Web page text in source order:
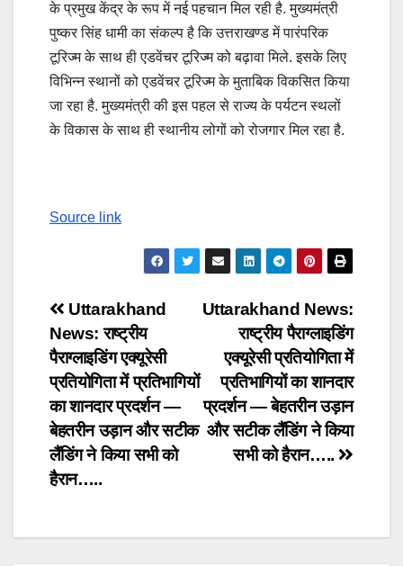
के प्रमुख केंद्र के रूप में नई पहचान मिल रही है. मुख्यमंत्री
पुष्कर सिंह धामी का संकल्प है कि उत्तराखण्ड में पारंपरिक
टूरिज्म के साथ ही एडवेंचर टूरिज्म को बढ़ावा मिले. इसके लिए
विभिन्न स्थानों को एडवेंचर टूरिज्म के मुताबिक विकसित किया
जा रहा है. मुख्यमंत्री की इस पहल से राज्य के पर्यटन स्थलों
के विकास के साथ ही स्थानीय लोगों को रोजगार मिल रहा है.
Source link
Post
navigation
Uttarakhand News:
राष्ट्रीय पैराग्लाइडिंग
एक्यूरेसी प्रतियोगिता में
प्रतिभागियों का शानदार
प्रदर्शन — बेहतरीन उड़ान
और सटीक लैंडिंग ने किया
सभी को हैरान…..
Uttarakhand
News: राष्ट्रीय
पैराग्लाइडिंग एक्यूरेसी
प्रतियोगिता में प्रतिभागियों
का शानदार प्रदर्शन —
बेहतरीन उड़ान और सटीक
लैंडिंग ने किया सभी को
हैरान…..